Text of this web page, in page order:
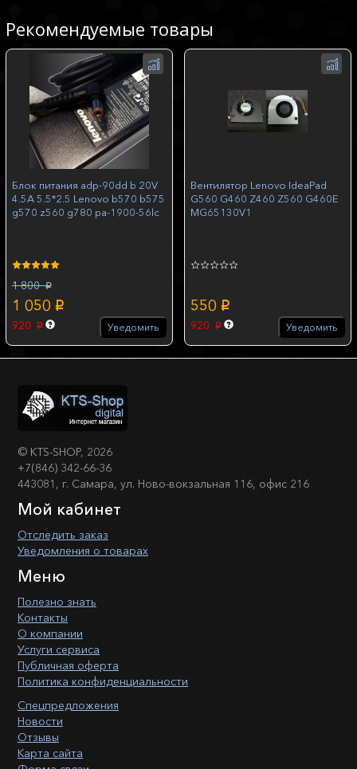
Рекомендуемые товары
Блок питания adp-90dd b 20V
4.5A 5.5*2.5 Lenovo b570 b575
g570 z560 g780 pa-1900-56lc
1 800 p
1 050 p
920 p Уведомить
Вентилятор Lenovo IdeaPad
G560 G460 Z460 Z560 G460E
MG65130V1
550 p
920 p Уведомить
© KTS-SHOP, 2026
+7(846) 342-66-36
443081, г. Самара, ул. Ново-вокзальная 116, офис 216
Мой кабинет
Отследить заказ
Уведомления о товарах
Меню
Полезно знать
Контакты
О компании
Услуги сервиса
Публичная оферта
Политика конфиденциальности
Спецпредложения
Новости
Отзывы
Карта сайта